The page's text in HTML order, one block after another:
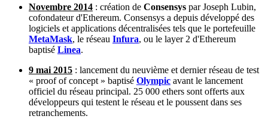
Novembre 2014 : création de Consensys par Joseph Lubin,
cofondateur d'Ethereum. Consensys a depuis développé des
logiciels et applications décentralisées tels que le portefeuille
MetaMask, le réseau Infura, ou le layer 2 d'Ethereum
baptisé Linea.
9 mai 2015 : lancement du neuvième et dernier réseau de test
« proof of concept » baptisé Olympic avant le lancement
officiel du réseau principal. 25 000 ethers sont offerts aux
développeurs qui testent le réseau et le poussent dans ses
retranchements.